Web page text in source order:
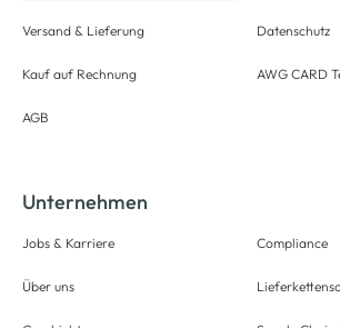
Versand & Lieferung
Kauf auf Rechnung
AGB
Datenschutz
AWG CARD
Unternehmen
Jobs & Karriere
Über uns
Compliance